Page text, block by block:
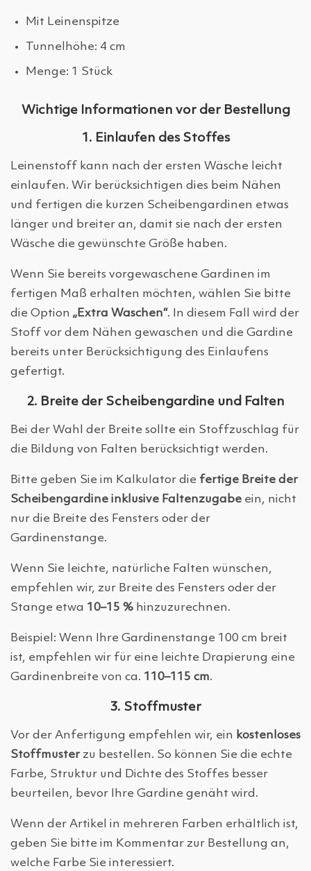
Mit Leinenspitze
Tunnelhöhe: 4 cm
Menge: 1 Stück
Wichtige Informationen vor der Bestellung
1. Einlaufen des Stoffes
Leinenstoff kann nach der ersten Wäsche leicht
einlaufen. Wir berücksichtigen dies beim Nähen
und fertigen die kurzen Scheibengardinen etwas
länger und breiter an, damit sie nach der ersten
Wäsche die gewünschte Größe haben.
Wenn Sie bereits vorgewaschene Gardinen im
fertigen Maß erhalten möchten, wählen Sie bitte
die Option „Extra Waschen“. In diesem Fall wird der
Stoff vor dem Nähen gewaschen und die Gardine
bereits unter Berücksichtigung des Einlaufens
gefertigt.
2. Breite der Scheibengardine und Falten
Bei der Wahl der Breite sollte ein Stoffzuschlag für
die Bildung von Falten berücksichtigt werden.
Bitte geben Sie im Kalkulator die fertige Breite der
Scheibengardine inklusive Faltenzugabe ein, nicht
nur die Breite des Fensters oder der
Gardinenstange.
Wenn Sie leichte, natürliche Falten wünschen,
empfehlen wir, zur Breite des Fensters oder der
Stange etwa 10–15 % hinzuzurechnen.
Beispiel: Wenn Ihre Gardinenstange 100 cm breit
ist, empfehlen wir für eine leichte Drapierung eine
Gardinenbreite von ca. 110–115 cm.
3. Stoffmuster
Vor der Anfertigung empfehlen wir, ein kostenloses
Stoffmuster zu bestellen. So können Sie die echte
Farbe, Struktur und Dichte des Stoffes besser
beurteilen, bevor Ihre Gardine genäht wird.
Wenn der Artikel in mehreren Farben erhältlich ist,
geben Sie bitte im Kommentar zur Bestellung an,
welche Farbe Sie interessiert.